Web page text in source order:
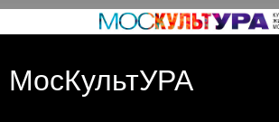
Перейти к основному
МосКультУРА